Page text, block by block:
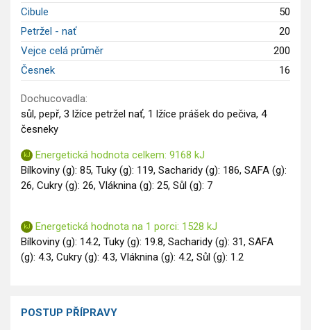
Cibule
50
Petržel - nať
20
Vejce celá průměr
200
Česnek
16
Dochucovadla:
sůl, pepř, 3 lžíce petržel nať, 1 lžíce prášek do pečiva, 4
česneky
Energetická hodnota celkem: 9168 kJ
Bílkoviny (g): 85, Tuky (g): 119, Sacharidy (g): 186, SAFA (g):
26, Cukry (g): 26, Vláknina (g): 25, Sůl (g): 7
Energetická hodnota na 1 porci: 1528 kJ
Bílkoviny (g): 14.2, Tuky (g): 19.8, Sacharidy (g): 31, SAFA
(g): 4.3, Cukry (g): 4.3, Vláknina (g): 4.2, Sůl (g): 1.2
POSTUP PŘÍPRAVY